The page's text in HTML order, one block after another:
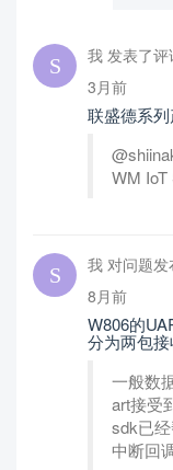
我 发表了评
3月前
联盛德系
WM
我 对问题发
8月前
W806的
分为两包接
一般数
art接受
sdk已
中断回